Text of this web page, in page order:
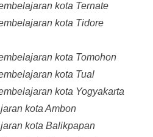
kota Ternate
kota Tidore
kota Tomohon
kota Tual
kota Yogyakarta
kota Ambon
kota Balikpapan